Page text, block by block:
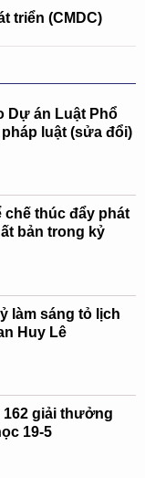
triển (CMDC)
Dự án Luật Phổ
luật (sửa đổi)
chế thúc đẩy phát
bản trong kỷ
làm sáng tỏ lịch
Huy Lê
162 giải thưởng
19-5